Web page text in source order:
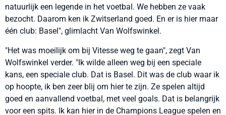
natuurlijk een legende in het voetbal. We hebben ze vaak
bezocht. Daarom ken ik Zwitserland goed. En er is hier maar
één club: Basel", glimlacht Van Wolfswinkel.
"Het was moeilijk om bij Vitesse weg te gaan", zegt Van
Wolfswinkel verder. "Ik wilde alleen weg bij een speciale
kans, een speciale club. Dat is Basel. Dit was de club waar ik
op hoopte, ik ben zeer blij om hier te zijn. Ze spelen altijd
goed en aanvallend voetbal, met veel goals. Dat is belangrijk
voor een spits. Ik kan hier in de Champions League spelen en